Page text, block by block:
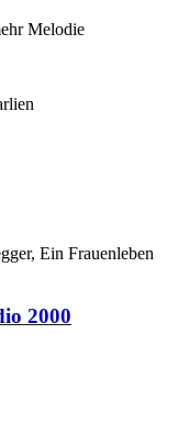
Melodie
Ein Frauenleben